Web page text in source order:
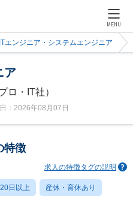
MENU
ITエンジニア・システムエンジニア
ア
ロ・IT社）
：2026年08月07日
特徴
求人の特徴タグの説明
日以上 産休・育休あり